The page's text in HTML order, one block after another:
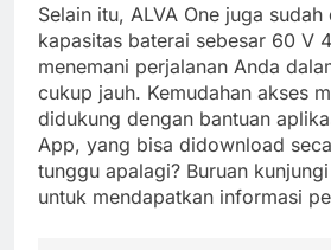
Selain itu, ALVA One juga
kapasitas baterai sebesar 60 V
menemani perjalanan Anda
cukup jauh. Kemudahan akses
didukung dengan bantuan
App, yang bisa didownload
tunggu apalagi? Buruan
untuk mendapatkan informasi